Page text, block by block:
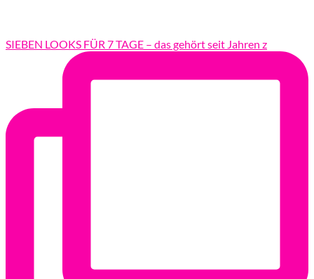
SIEBEN LOOKS FÜR 7 TAGE – das gehört seit Jahren z